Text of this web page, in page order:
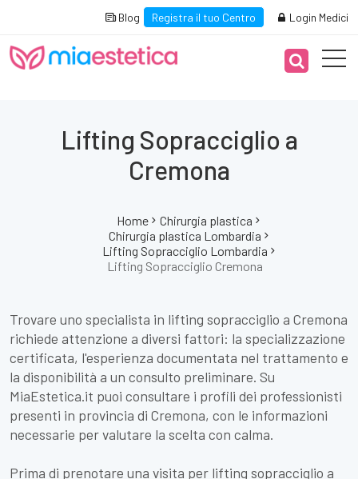
Blog Registra il tuo Centro Login Medici
Lifting Sopracciglio a
Cremona
Home
Chirurgia plastica
Chirurgia plastica Lombardia
Lifting Sopracciglio Lombardia
Lifting Sopracciglio Cremona
Trovare uno specialista in lifting sopracciglio a Cremona
richiede attenzione a diversi fattori: la specializzazione
certificata, l'esperienza documentata nel trattamento e
la disponibilità a un consulto preliminare. Su
MiaEstetica.it puoi consultare i profili dei professionisti
presenti in provincia di Cremona, con le informazioni
necessarie per valutare la scelta con calma.
Prima di prenotare una visita per lifting sopracciglio a